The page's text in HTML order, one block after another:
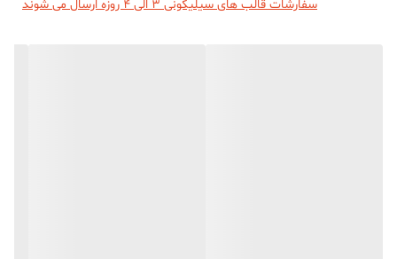
سفارشات قالب های سیلیکونی 3 الی 4 روزه ارسال می شوند